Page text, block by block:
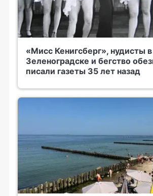
«Мисс Кенигсберг», нудисты в
Зеленоградске и бегство
писали газеты 35 лет назад